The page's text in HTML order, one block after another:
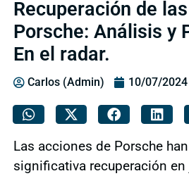
Recuperación de
Porsche: Análisis y
En el radar.
Carlos (Admin) 10/07/2024
Las acciones de Porsche
significativa recuperación